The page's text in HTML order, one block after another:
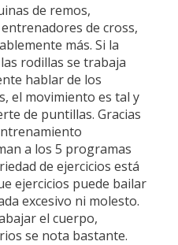
de remos,
de cross,
más. Si la
rodillas se trabaja
hablar de los
el movimiento es tal y
de puntillas. Gracias
a los 5 programas
de ejercicios está
ejercicios puede bailar
excesivo ni molesto.
el cuerpo,
se nota bastante.